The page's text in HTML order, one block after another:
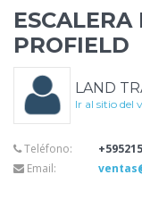
ESCALERA
PROFIELD
LAND
Ir al sitio del
Teléfono:
Email: